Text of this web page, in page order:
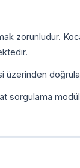
zorunludur.
üzerinden
sorgulama